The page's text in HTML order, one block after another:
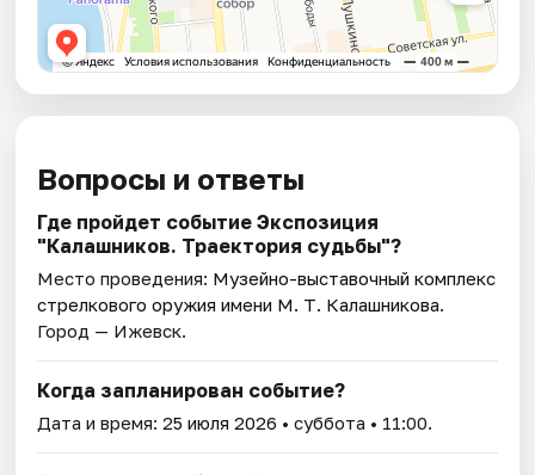
Вопросы и ответы
Где пройдет событие Экспозиция
"Калашников. Траектория судьбы"?
Место проведения: Музейно-выставочный комплекс
стрелкового оружия имени М. Т. Калашникова.
Город — Ижевск.
Когда запланирован событие?
Дата и время:25 июля 2026 • суббота • 11:00.